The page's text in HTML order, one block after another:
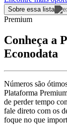
Sobre essa lista
Premium
Conheça a
Econodata
Números são
Plataforma
de perder tempo
fale direto com os
foque no que